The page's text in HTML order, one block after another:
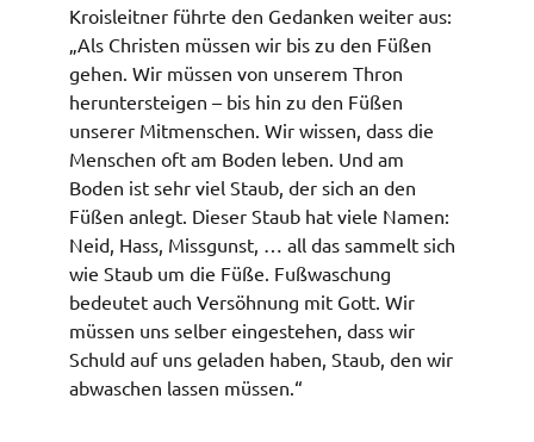
Kroisleitner führte den Gedanken weiter aus:
„Als Christen müssen wir bis zu den Füßen
gehen. Wir müssen von unserem Thron
heruntersteigen – bis hin zu den Füßen
unserer Mitmenschen. Wir wissen, dass die
Menschen oft am Boden leben. Und am
Boden ist sehr viel Staub, der sich an den
Füßen anlegt. Dieser Staub hat viele Namen:
Neid, Hass, Missgunst, … all das sammelt sich
wie Staub um die Füße. Fußwaschung
bedeutet auch Versöhnung mit Gott. Wir
müssen uns selber eingestehen, dass wir
Schuld auf uns geladen haben, Staub, den wir
abwaschen lassen müssen.“